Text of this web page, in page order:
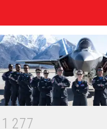
1 277